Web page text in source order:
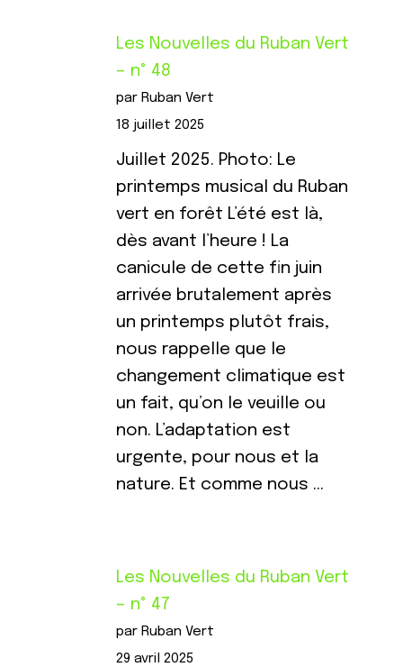
Les Nouvelles du Ruban Vert
– n° 48
par Ruban Vert
18 juillet 2025
Juillet 2025. Photo: Le
printemps musical du Ruban
vert en forêt L’été est là,
dès avant l’heure ! La
canicule de cette fin juin
arrivée brutalement après
un printemps plutôt frais,
nous rappelle que le
changement climatique est
un fait, qu’on le veuille ou
non. L’adaptation est
urgente, pour nous et la
nature. Et comme nous …
Les Nouvelles du Ruban Vert
– n° 47
par Ruban Vert
29 avril 2025